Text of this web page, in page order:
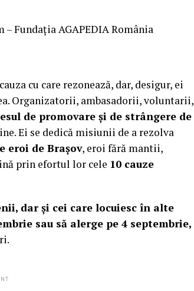
– Fundația AGAPEDIA România
cu care rezonează, dar, desigur, ei
Organizatorii, ambasadorii, voluntarii,
de promovare și de strângere de
Ei se dedică misiunii de a rezolva
eroi de Brașov, eroi fără mantii,
prin efortul lor cele 10 cauze
dar și cei care locuiesc în alte
sau să alerge pe 4 septembrie,